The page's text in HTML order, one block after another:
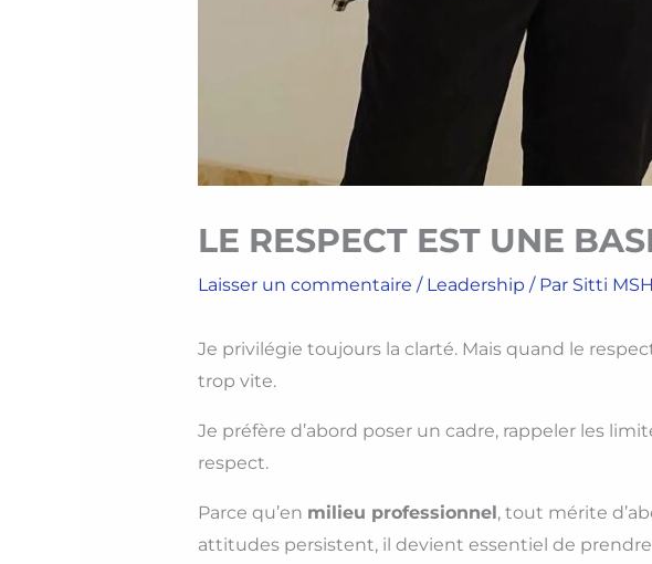
LE RESPECT EST UNE
Laisser un commentaire / Leadership / Par Sitti
Je privilégie toujours la clarté. Mais quand le
trop vite.
Je préfère d’abord poser un cadre, rappeler les
respect.
Parce qu’en milieu professionnel , tout mérite
attitudes persistent, il devient essentiel de